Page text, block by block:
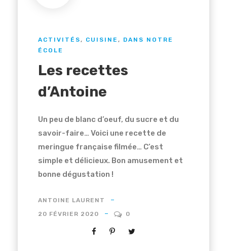
ACTIVITÉS , CUISINE , DANS NOTRE
ÉCOLE
Les recettes
d’Antoine
Un peu de blanc d’oeuf, du sucre et du
savoir-faire… Voici une recette de
meringue française filmée… C’est
simple et délicieux. Bon amusement et
bonne dégustation !
ANTOINE LAURENT
20 FÉVRIER 2020
0